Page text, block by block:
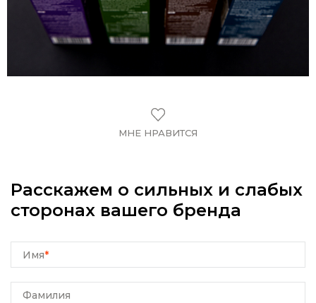
МНЕ НРАВИТСЯ
Расскажем о сильных и слабых
сторонах вашего бренда
Имя*
Фамилия